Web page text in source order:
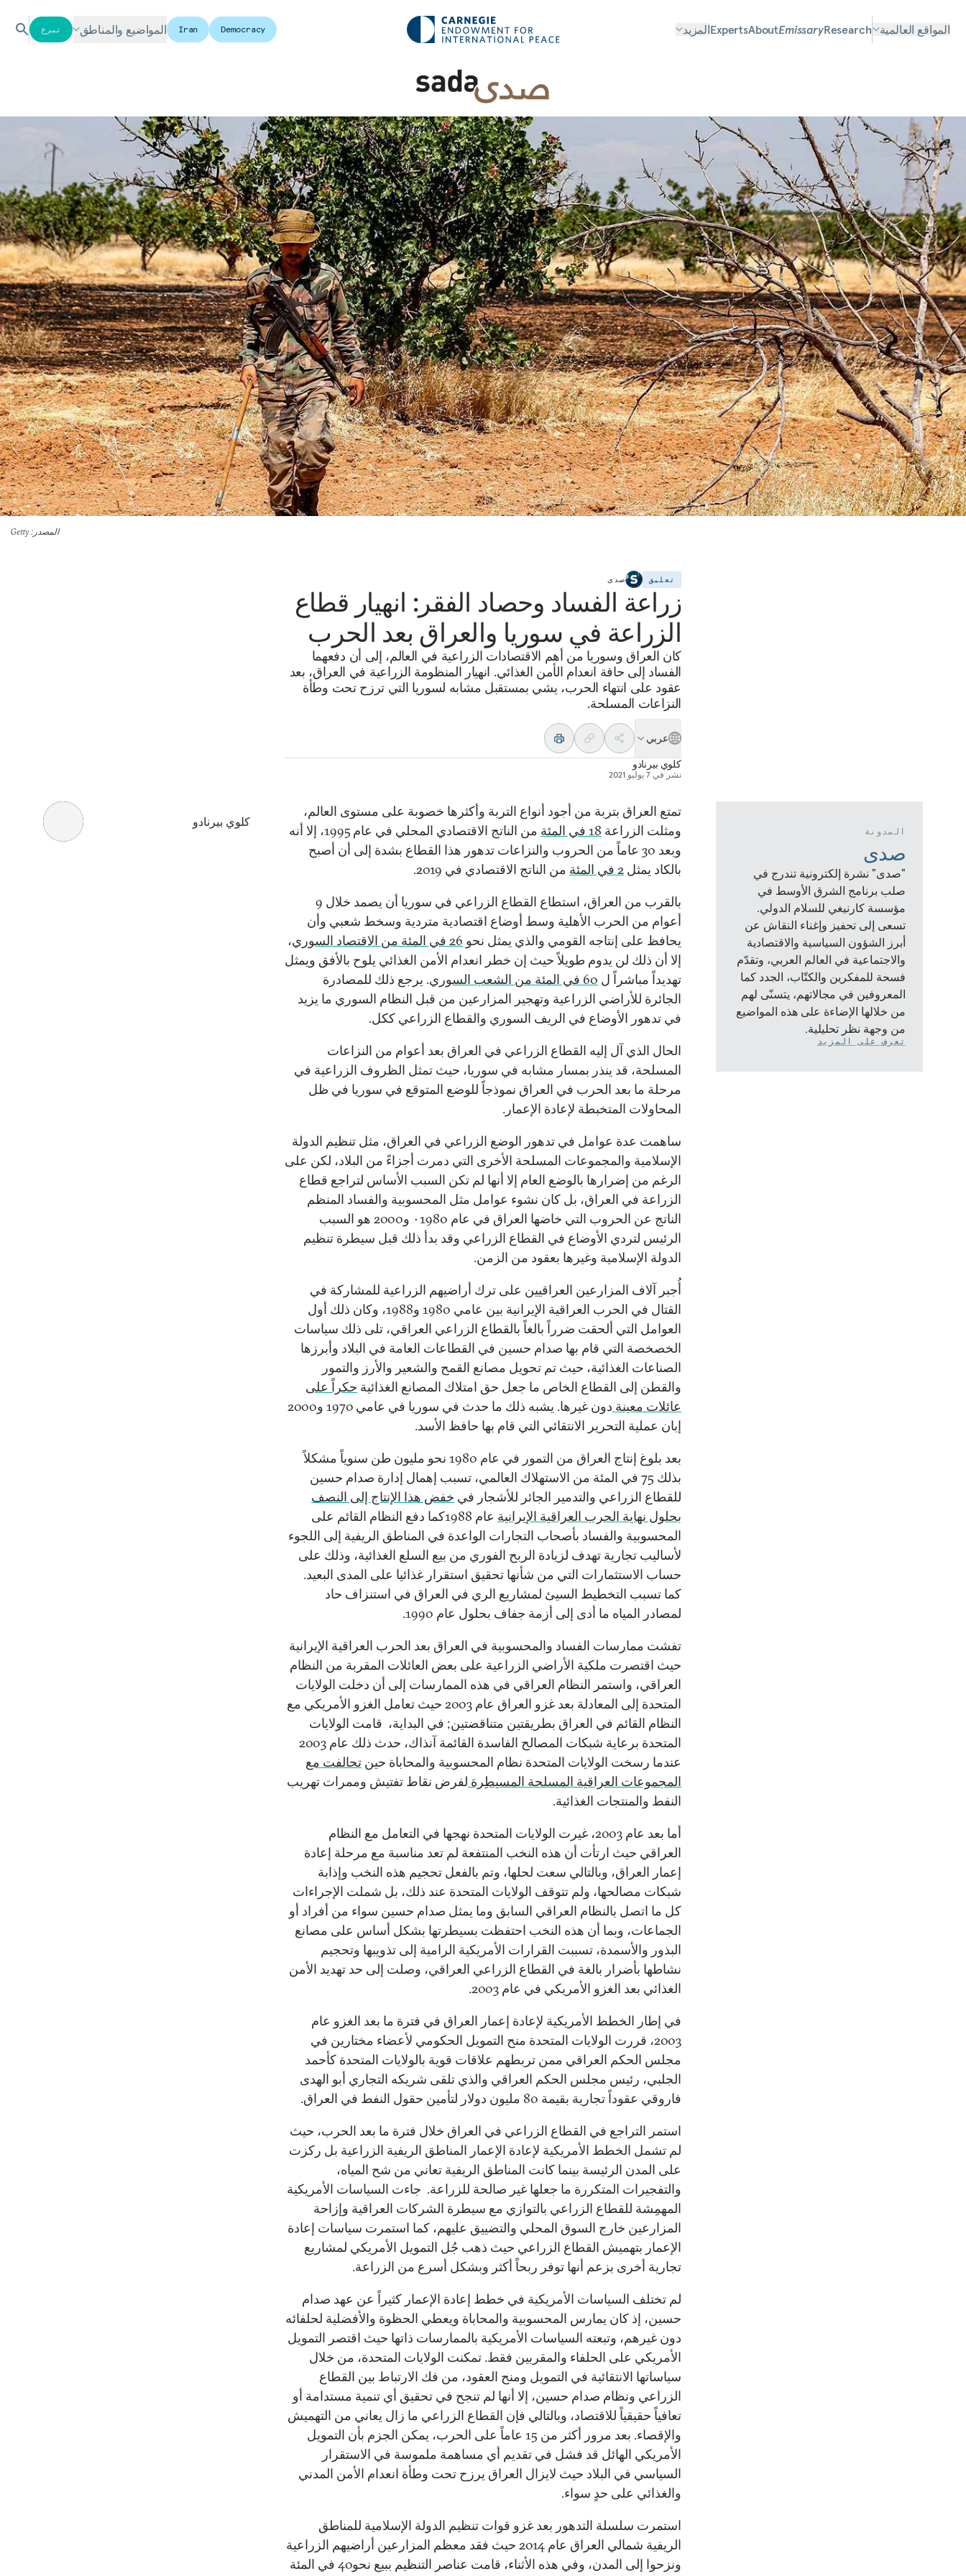
المواقع العالمية Research
Emissary
About
Expertsالمزيد Democracy
Iran المواضيع والمناطق تبرع
المصدر : Getty
تعليق صدى
زراعة الفساد وحصاد الفقر: انهيار قطاع
الزراعة في سوريا والعراق بعد الحرب
كان العراق وسوريا من أهم الاقتصادات الزراعية في العالم، إلى أن دفعهما
الفساد إلى حافة انعدام الأمن الغذائي. انهيار المنظومة الزراعية في العراق، بعد
عقود على انتهاء الحرب، يشي بمستقبل مشابه لسوريا التي ترزح تحت وطأة
النزاعات المسلحة.
عربي
كلوي بيرنادو
نشر في 7 يوليو 2021
المدونة
صدى
"صدى" نشرة إلكترونية تندرج في
صلب برنامج الشرق الأوسط في
مؤسسة كارنيغي للسلام الدولي.
تسعى إلى تحفيز وإغناء النقاش عن
أبرز الشؤون السياسية والاقتصادية
والاجتماعية في العالم العربي، وتقدّم
فسحة للمفكرين والكتّاب، الجدد كما
المعروفين في مجالاتهم، يتسنّى لهم
من خلالها الإضاءة على هذه المواضيع
من وجهة نظر تحليلية.
تعرف على المزيد
تمتع العراق بتربة من أجود أنواع التربة وأكثرها خصوبة على مستوى العالم،
ومثلت الزراعة 18 في المئة
من الناتج الاقتصادي المحلي في عام 1995، إلا أنه
وبعد 30 عاماً من الحروب والنزاعات تدهور هذا القطاع بشدة إلى أن أصبح
بالكاد يمثل 2 في المئة
من الناتج الاقتصادي في 2019.
بالقرب من العراق، استطاع القطاع الزراعي في سوريا أن يصمد خلال 9
أعوام من الحرب الأهلية وسط أوضاع اقتصادية متردية وسخط شعبي وأن
يحافظ على إنتاجه القومي والذي يمثل نحو 26 في المئة من الاقتصاد السوري
،
إلا أن ذلك لن يدوم طويلاً حيث إن خطر انعدام الأمن الغذائي يلوح بالأفق ويمثل
تهديداً مباشراً ل 60 في المئة من الشعب السوري
. يرجع ذلك للمصادرة
الجائرة للأراضي الزراعية وتهجير المزارعين من قبل النظام السوري ما يزيد
في تدهور الأوضاع في الريف السوري والقطاع الزراعي ككل.
الحال الذي آل إليه القطاع الزراعي في العراق بعد أعوام من النزاعات
المسلحة، قد ينذر بمسار مشابه في سوريا، حيث تمثل الظروف الزراعية في
مرحلة ما بعد الحرب في العراق نموذجاً للوضع المتوقع في سوريا في ظل
المحاولات المتخبطة لإعادة الإعمار.
ساهمت عدة عوامل في تدهور الوضع الزراعي في العراق، مثل تنظيم الدولة
الإسلامية والمجموعات المسلحة الأخرى التي دمرت أجزاءً من البلاد، لكن على
الرغم من إضرارها بالوضع العام إلا أنها لم تكن السبب الأساس لتراجع قطاع
الزراعة في العراق، بل كان نشوء عوامل مثل المحسوبية والفساد المنظم
الناتج عن الحروب التي خاضها العراق في عام ٠1980 و2000 هو السبب
الرئيس لتردي الأوضاع في القطاع الزراعي وقد بدأ ذلك قبل سيطرة تنظيم
الدولة الإسلامية وغيرها بعقود من الزمن.
أُجبر آلاف المزارعين العراقيين على ترك أراضيهم الزراعية للمشاركة في
القتال في الحرب العراقية الإيرانية بين عامي 1980 و1988، وكان ذلك أول
العوامل التي ألحقت ضرراً بالغاً بالقطاع الزراعي العراقي، تلى ذلك سياسات
الخصخصة التي قام بها صدام حسين في القطاعات العامة في البلاد وأبرزها
الصناعات الغذائية، حيث تم تحويل مصانع القمح والشعير والأرز والتمور
والقطن إلى القطاع الخاص ما جعل حق امتلاك المصانع الغذائية حكراً على
عائلات معينة
دون غيرها. يشبه ذلك ما حدث في سوريا في عامي 1970 و2000
إبان عملية التحرير الانتقائي التي قام بها حافظ الأسد.
بعد بلوغ إنتاج العراق من التمور في عام 1980 نحو مليون طن سنوياً مشكلاً
بذلك 75 في المئة من الاستهلاك العالمي، تسبب إهمال إدارة صدام حسين
للقطاع الزراعي والتدمير الجائر للأشجار في خفض هذا الإنتاج إلى النصف
بحلول نهاية الحرب العراقية الإيرانية
عام 1988كما دفع النظام القائم على
المحسوبية والفساد بأصحاب التجارات الواعدة في المناطق الريفية إلى اللجوء
لأساليب تجارية تهدف لزيادة الربح الفوري من بيع السلع الغذائية، وذلك على
حساب الاستثمارات التي من شأنها تحقيق استقرار غذائيا على المدى البعيد.
كما تسبب التخطيط السيئ لمشاريع الري في العراق في استنزاف حاد
لمصادر المياه ما أدى إلى أزمة جفاف بحلول عام 1990.
تفشت ممارسات الفساد والمحسوبية في العراق بعد الحرب العراقية الإيرانية
حيث اقتصرت ملكية الأراضي الزراعية على بعض العائلات المقربة من النظام
العراقي، واستمر النظام العراقي في هذه الممارسات إلى أن دخلت الولايات
المتحدة إلى المعادلة بعد غزو العراق عام 2003 حيث تعامل الغزو الأمريكي مع
النظام القائم في العراق بطريقتين متناقضتين; في البداية، قامت الولايات
المتحدة برعاية شبكات المصالح الفاسدة القائمة آنذاك، حدث ذلك عام 2003
عندما رسخت الولايات المتحدة نظام المحسوبية والمحاباة حين تحالفت مع
المجموعات العراقية المسلحة المسيطِرة لفرض نقاط تفتيش وممرات تهريب
النفط والمنتجات الغذائية.
أما بعد عام 2003، غيرت الولايات المتحدة نهجها في التعامل مع النظام
العراقي حيث ارتأت أن هذه النخب المنتفعة لم تعد مناسبة مع مرحلة إعادة
إعمار العراق، وبالتالي سعت لحلها، وتم بالفعل تحجيم هذه النخب وإذابة
شبكات مصالحها، ولم تتوقف الولايات المتحدة عند ذلك، بل شملت الإجراءات
كل ما اتصل بالنظام العراقي السابق وما يمثل صدام حسين سواء من أفراد أو
الجماعات، وبما أن هذه النخب احتفظت بسيطرتها بشكل أساس على مصانع
البذور والأسمدة، تسببت القرارات الأمريكية الرامية إلى تذويبها وتحجيم
نشاطها بأضرار بالغة في القطاع الزراعي العراقي، وصلت إلى حد تهديد الأمن
الغذائي بعد الغزو الأمريكي في عام 2003.
في إطار الخطط الأمريكية لإعادة إعمار العراق في فترة ما بعد الغزو عام
2003، قررت الولايات المتحدة منح التمويل الحكومي لأعضاء مختارين في
مجلس الحكم العراقي ممن تربطهم علاقات قوية بالولايات المتحدة كأحمد
الجلبي، رئيس مجلس الحكم العراقي والذي تلقى شريكه التجاري أبو الهدى
فاروقي عقوداً تجارية بقيمة 80 مليون دولار لتأمين حقول النفط في العراق.
استمر التراجع في القطاع الزراعي في العراق خلال فترة ما بعد الحرب، حيث
لم تشمل الخطط الأمريكية لإعادة الإعمار المناطق الريفية الزراعية بل ركزت
على المدن الرئيسة بينما كانت المناطق الريفية تعاني من شح المياه،
والتفجيرات المتكررة ما جعلها غير صالحة للزراعة. جاءت السياسات الأمريكية
المهمِشة للقطاع الزراعي بالتوازي مع سيطرة الشركات العراقية وإزاحة
المزارعين خارج السوق المحلي والتضييق عليهم، كما استمرت سياسات إعادة
الإعمار بتهميش القطاع الزراعي حيث ذهب جُل التمويل الأمريكي لمشاريع
تجارية أخرى بزعم أنها توفر ربحاً أكثر وبشكل أسرع من الزراعة.
لم تختلف السياسات الأمريكية في خطط إعادة الإعمار كثيراً عن عهد صدام
حسين، إذ كان يمارس المحسوبية والمحاباة ويعطي الحظوة والأفضلية لحلفائه
دون غيرهم، وتبعته السياسات الأمريكية بالممارسات ذاتها حيث اقتصر التمويل
الأمريكي على الحلفاء والمقربين فقط. تمكنت الولايات المتحدة، من خلال
سياساتها الانتقائية في التمويل ومنح العقود، من فك الارتباط بين القطاع
الزراعي ونظام صدام حسين، إلا أنها لم تنجح في تحقيق أي تنمية مستدامة أو
تعافياً حقيقياً للاقتصاد، وبالتالي فإن القطاع الزراعي ما زال يعاني من التهميش
والإقصاء. بعد مرور أكثر من 15 عاماً على الحرب، يمكن الجزم بأن التمويل
الأمريكي الهائل قد فشل في تقديم أي مساهمة ملموسة في الاستقرار
السياسي في البلاد حيث لايزال العراق يرزح تحت وطأة انعدام الأمن المدني
والغذائي على حدٍ سواء.
استمرت سلسلة التدهور بعد غزو قوات تنظيم الدولة الإسلامية للمناطق
الريفية شمالي العراق عام 2014 حيث فقد معظم المزارعين أراضيهم الزراعية
ونزحوا إلى المدن، وفي هذه الأثناء، قامت عناصر التنظيم ببيع نحو40 في المئة
كلوي بيرنادو